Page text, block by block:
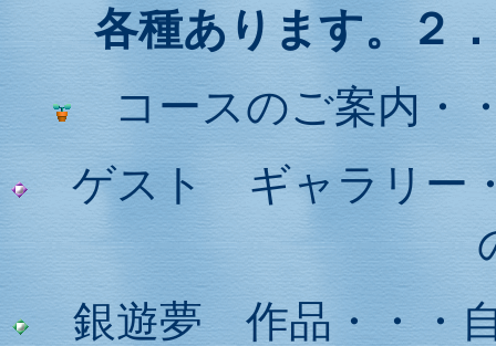
各種あります。２
コースのご案内・
ゲスト ギャラリー
銀遊夢 作品・・・